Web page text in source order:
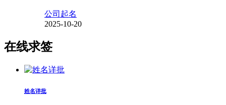
公司起名
2025-10-20
在线求签
姓名详批